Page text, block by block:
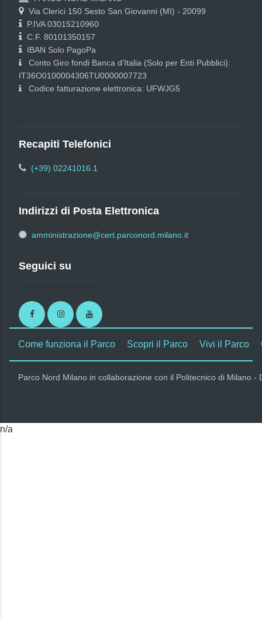
Via Clerici 150 Sesto San Giovanni (MI) - 20099
P.IVA 03015210960
C.F. 80101350157
IBAN Solo PagoPa
Conto Giro fondi Banca d'Italia (Solo per Enti Pubblici):
IT36O0100004306TU0000007723
Codice fatturazione elettronica: UFWJG5
Recapiti Telefonici
(+39) 02241016.1
Indirizzi di Posta Elettronica
amministrazione@cert.parconord.milano.it
Seguici su
FacebookInstagramYoutube
Come funziona il Parco Scopri il Parco Vivi il Parco
Parco Nord Milano in collaborazione con il Politecnico di Milano
n/a